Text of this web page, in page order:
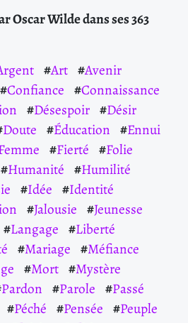
Oscar Wilde dans ses 363
Art
Avenir
Confiance
Connaissance
Désespoir
Désir
Doute Éducation
Ennui
Fierté
Folie
Humanité
Humilité
Idée
Identité
Jalousie
Jeunesse
Langage
Liberté
Mariage
Méfiance
Mort
Mystère
Pardon Parole
Passé
Péché Pensée
Peuple